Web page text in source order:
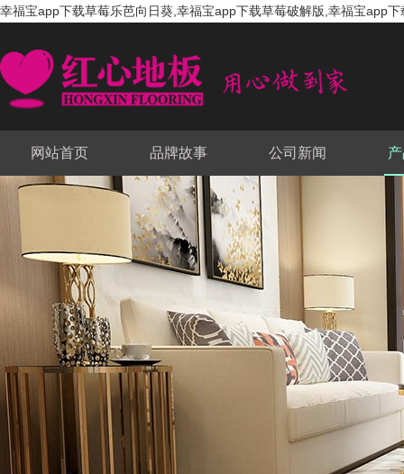
幸福宝app下载草莓乐芭向日葵,幸福宝app下载草莓破解版,幸福宝app
网站首页 品牌故事 公司新闻